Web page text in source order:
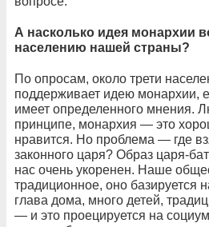
А насколько идея монархии
населению нашей страны?
По опросам, около трети
поддерживает идею монархии,
имеет определенного мнения.
принципе, монархия — это
нравится. Но проблема — где
законного царя? Образ царя-
нас очень укоренен. Наше
традиционное, оно базируется
глава дома, много детей,
— и это проецируется на